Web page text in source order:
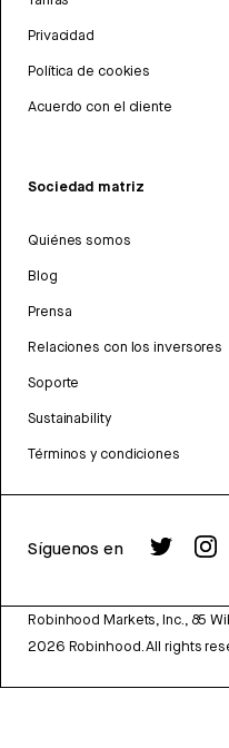
Privacidad
Política de cookies
Acuerdo con el cliente
Sociedad matriz
Quiénes somos
Blog
Prensa
Relaciones con los inversores
Soporte
Sustainability
Términos y condiciones
Síguenos en
Robinhood Markets, Inc., 85
2026 Robinhood. All rights